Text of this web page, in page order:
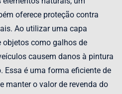
oferece proteção contra
Ao utilizar uma capa
como galhos de
causem danos à pintura
Essa é uma forma eficiente de
manter o valor de revenda do